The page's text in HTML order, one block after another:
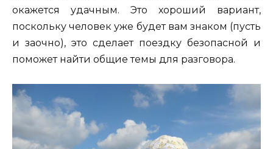
окажется удачным. Это хороший вариант,
поскольку человек уже будет вам знаком (пусть
и заочно), это сделает поездку безопасной и
поможет найти общие темы для разговора.